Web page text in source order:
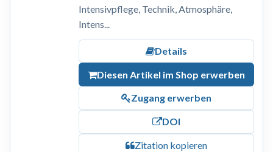
Intensivpflege, Technik, Atmosphäre,
Intens...
Details
Diesen Artikel im Shop erwerben
Zugang erwerben
DOI
Zitation kopieren